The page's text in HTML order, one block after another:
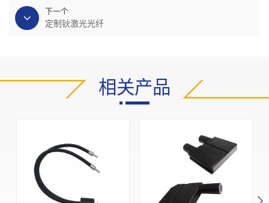
下一个
定制钬激光光纤
相关产品